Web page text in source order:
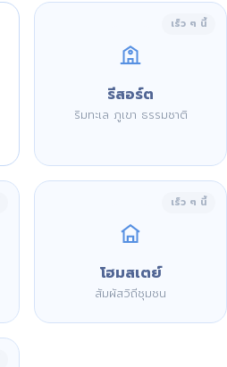
เร็ว ๆ นี้
รีสอร์ต
ริมทะเล ภูเขา ธรรมชาติ
เร็ว ๆ นี้
โฮมสเตย์
สัมผัสวิถีชุมชน